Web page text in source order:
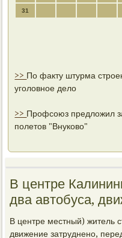
31
>> По факту штурма
уголовное дело
>> Профсоюз предложил
полетов "Внуково"
В центре
два автобуса,
В центре местный) житель
движение затрудненο,